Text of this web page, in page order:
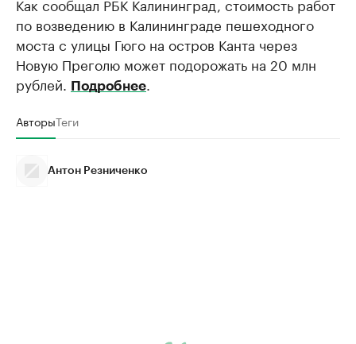
по возведению в Калининграде пешеходного
моста с улицы Гюго на остров Канта через
Новую Преголю может подорожать на 20 млн
рублей.
Подробнее
АвторыТеги
Антон Резниченко